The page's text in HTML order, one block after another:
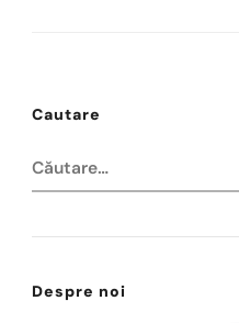
Cautare
Caută
după:
Despre noi